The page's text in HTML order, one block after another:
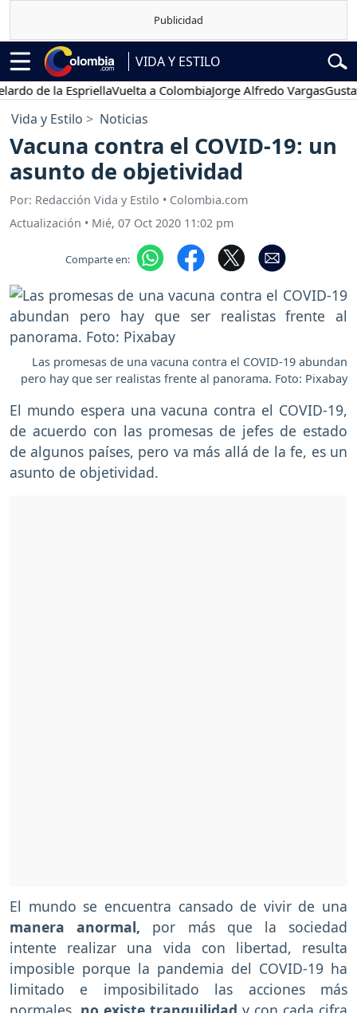
VIDA Y ESTILO
la EspriellaVuelta a ColombiaJorge Alfredo VargasGustavo
Vida y Estilo Noticias
Vacuna contra el COVID-19: un
asunto de objetividad
Por: Redacción Vida y Estilo • Colombia.com
Actualización • Mié, 07 Oct 2020 11:02 pm
Comparte en:
Las promesas de una vacuna contra el COVID-19 abundan
pero hay que ser realistas frente al panorama. Foto: Pixabay
El mundo espera una vacuna contra el COVID-19,
de acuerdo con las promesas de jefes de estado
de algunos países, pero va más allá de la fe, es un
asunto de objetividad.
El mundo se encuentra cansado de vivir de una
manera anormal, por más que la sociedad
intente realizar una vida con libertad, resulta
imposible porque la pandemia del COVID-19 ha
limitado e imposibilitado las acciones más